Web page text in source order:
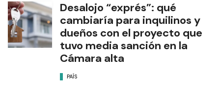
Desalojo “exprés”: qué
cambiaría para inquilinos y
dueños con el proyecto que
tuvo media sanción en la
Cámara alta
PAÍS